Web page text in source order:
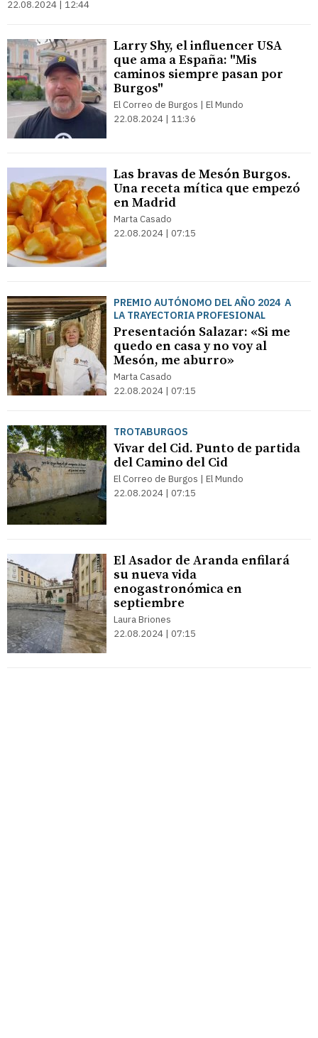
22.08.2024 | 12:44
Larry Shy, el influencer USA
que ama a España: "Mis
caminos siempre pasan por
Burgos"
El Correo de Burgos | El Mundo
22.08.2024 | 11:36
Las bravas de Mesón Burgos.
Una receta mítica que empezó
en Madrid
Marta Casado
22.08.2024 | 07:15
PREMIO AUTÓNOMO DEL AÑO 2024 A
LA TRAYECTORIA PROFESIONAL
Presentación Salazar: «Si me
quedo en casa y no voy al
Mesón, me aburro»
Marta Casado
22.08.2024 | 07:15
TROTABURGOS
Vivar del Cid. Punto de partida
del Camino del Cid
El Correo de Burgos | El Mundo
22.08.2024 | 07:15
El Asador de Aranda enfilará
su nueva vida
enogastronómica en
septiembre
Laura Briones
22.08.2024 | 07:15